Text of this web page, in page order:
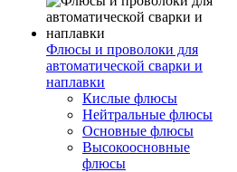
Флюсы и проволоки для
автоматической сварки и
наплавки
Кислые флюсы
Нейтральные флюсы
Основные флюсы
Высокоосновные
флюсы